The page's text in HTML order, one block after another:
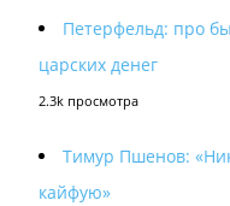
Петерфельд: про
царских денег
2.3k просмотра
Тимур Пшенов:
кайфую»